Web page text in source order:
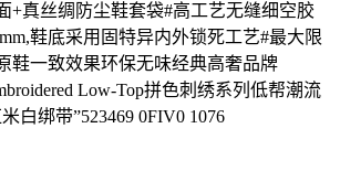
+真丝绸防尘鞋套袋#高工艺无缝细空胶
鞋底采用固特异内外锁死工艺#最大限
鞋一致效果环保无味经典高奢品牌
Low-Top拼色刺绣系列低帮潮流
白绑带”523469 0FIV0 1076